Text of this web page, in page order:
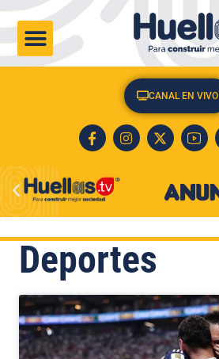
CANAL EN VIVO
Deportes